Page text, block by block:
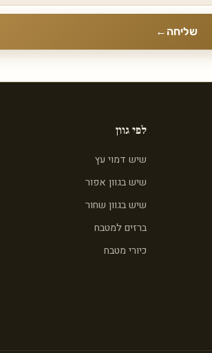
שליחה ←
לפי גוון
שיש דמוי עץ
שיש בגוון אפור
שיש בגוון שחור
ברזים למטבח
כיורי מטבח